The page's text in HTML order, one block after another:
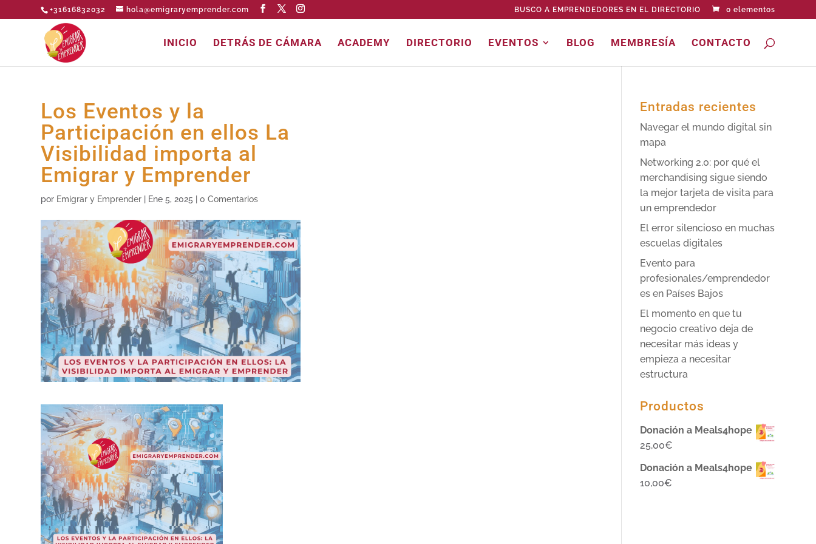
+31616832032 hola@emigraryemprender.com BUSCO A EMPRENDEDORES EN EL DIRECTORIO 0 elementos
INICIO DETRÁS DE CÁMARA ACADEMY DIRECTORIO EVENTOS BLOG MEMBRESÍA CONTACTO
Los Eventos y la
Participación en ellos La
Visibilidad importa al
Emigrar y Emprender
por Emigrar y Emprender Ene 5, 2025 |0 Comentarios
Entradas recientes
Navegar el mundo digital sin
mapa
Networking 2.0: por qué el
merchandising sigue siendo
la mejor tarjeta de visita para
un emprendedor
El error silencioso en muchas
escuelas digitales
Evento para
profesionales/emprendedor
es en Países Bajos
El momento en que tu
negocio creativo deja de
necesitar más ideas y
empieza a necesitar
estructura
Productos
Donación a Meals4hope
25,00€
Donación a Meals4hope
10,00€